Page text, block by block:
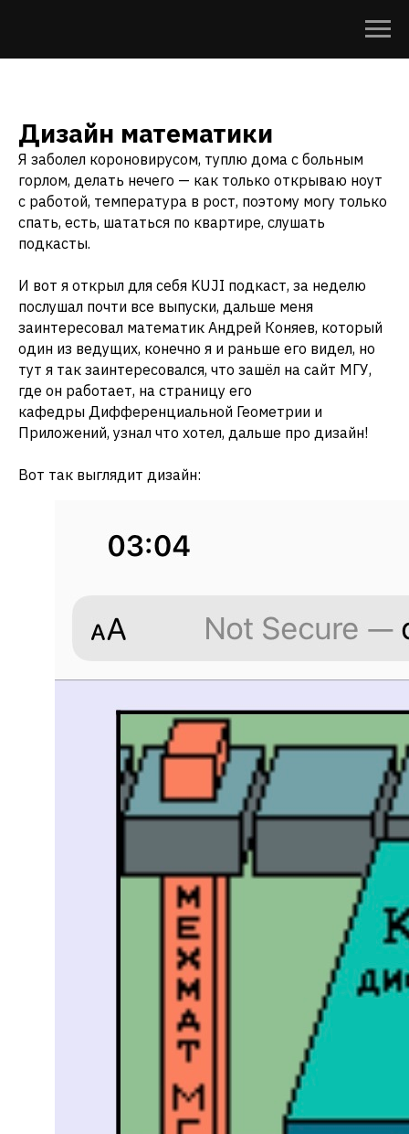
Дизайн математики
Я заболел короновирусом, туплю дома с больным
горлом, делать нечего — как только открываю ноут
с работой, температура в рост, поэтому могу только
спать, есть, шататься по квартире, слушать
подкасты.
И вот я открыл для себя KUJI подкаст, за неделю
послушал почти все выпуски, дальше меня
заинтересовал математик Андрей Коняев, который
один из ведущих, конечно я и раньше его видел, но
тут я так заинтересовался, что зашёл на сайт МГУ,
где он работает, на страницу его
кафедры Дифференциальной Геометрии и
Приложений, узнал что хотел, дальше про дизайн!
Вот так выглядит дизайн: